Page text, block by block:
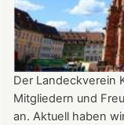
Uhr
Der Landeckverein
Mitgliedern und
an. Aktuell haben